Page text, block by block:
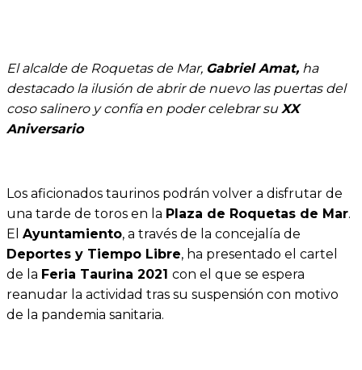
El alcalde de Roquetas de Mar, Gabriel Amat, ha
destacado la ilusión de abrir de nuevo las puertas del
coso salinero y confía en poder celebrar su XX
Aniversario
Los aficionados taurinos podrán volver a disfrutar de
una tarde de toros en la Plaza de Roquetas de Mar.
El Ayuntamiento, a través de la concejalía de
Deportes y Tiempo Libre, ha presentado el cartel
de la Feria Taurina 2021 con el que se espera
reanudar la actividad tras su suspensión con motivo
de la pandemia sanitaria.